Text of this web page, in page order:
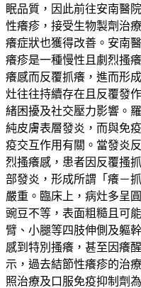
眠品質，因此前往安南醫
性癢疹，接受生物製劑治
癢症狀也獲得改善。安南
癢疹是一種慢性且劇烈搔
癢感而反覆抓癢，進而形
灶往往持續存在且反覆發
緒困擾及社交壓力影響。
純皮膚表層發炎，而與免
疫交互作用有關。當發炎
烈搔癢感，患者因反覆搔
部發炎，形成所謂「癢－
嚴重。臨床上，病灶多呈
豌豆不等，表面粗糙且可
臂、小腿等四肢伸側及軀
感到特別搔癢，甚至因癢
示，過去結節性癢疹的治
照治療及口服免疫抑制劑